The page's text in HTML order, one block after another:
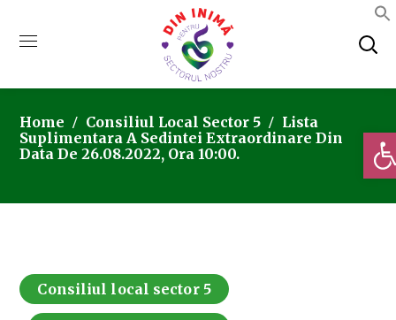
Home Consiliul Local Sector 5
Lista
Suplimentara A Sedintei Extraordinare Din
Data De 26.08.2022, Ora 10:00.
Consiliul local sector 5